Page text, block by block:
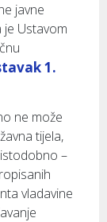
javne
je Ustavom
1.
ne može
tijela,
–
vladavine